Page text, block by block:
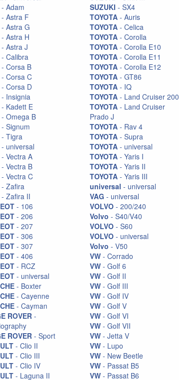
- Adam
- Astra F
- Astra G
- Astra H
- Astra J
- Calibra
- Corsa B
- Corsa C
- Corsa D
- Insignia
- Kadett E
- Omega B
- Signum
- Tigra
- universal
- Vectra A
- Vectra B
- Vectra C
- Zafira
- Zafira II
- 106
- 206
- 207
- 306
- 307
- 406
- RCZ
- universal
- Boxter
- Cayenne
- Cayman
ROVER-
ROVER- Sport
- Clio II
- Clio III
- Clio IV
- Laguna II
SUZUKI - SX4
TOYOTA - Auris
TOYOTA - Celica
TOYOTA - Corolla
TOYOTA - Corolla E10
TOYOTA - Corolla E11
TOYOTA - Corolla E12
TOYOTA - GT86
TOYOTA - IQ
TOYOTA - Land Cruiser 200
TOYOTA - Land Cruiser
Prado J
TOYOTA - Rav 4
TOYOTA - Supra
TOYOTA - universal
TOYOTA - Yaris I
TOYOTA - Yaris II
TOYOTA - Yaris III
universal - universal
VAG - universal
VOLVO - 200/240
Volvo - S40/V40
VOLVO - S60
VOLVO - universal
Volvo - V50
VW - Corrado
VW - Golf 6
VW - Golf II
VW - Golf III
VW - Golf IV
VW - Golf V
VW - Golf VI
VW - Golf VII
VW - Jetta V
VW - Lupo
VW - New Beetle
VW - Passat B5
VW - Passat B6